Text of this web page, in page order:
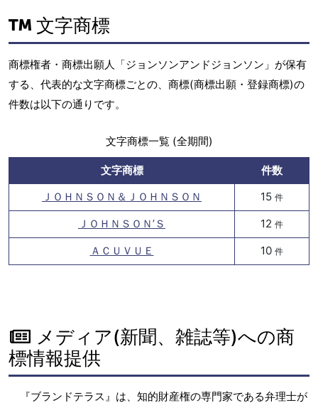
文字商標
商標権者・商標出願人「ジョンソンアンドジョンソン」が保有
する、代表的な文字商標ごとの、商標(商標出願・登録商標)の
件数は以下の通りです。
文字商標一覧 (全期間)
文字商標
件数
ＪＯＨＮＳＯＮ＆ＪＯＨＮＳＯＮ
15 件
ＪＯＨＮＳＯＮ’Ｓ 12 件
ＡＣＵＶＵＥ 10 件
メディア(新聞、雑誌等)への商
標情報提供
『ブランドテラス』は、知的財産権の専門家である弁理士が